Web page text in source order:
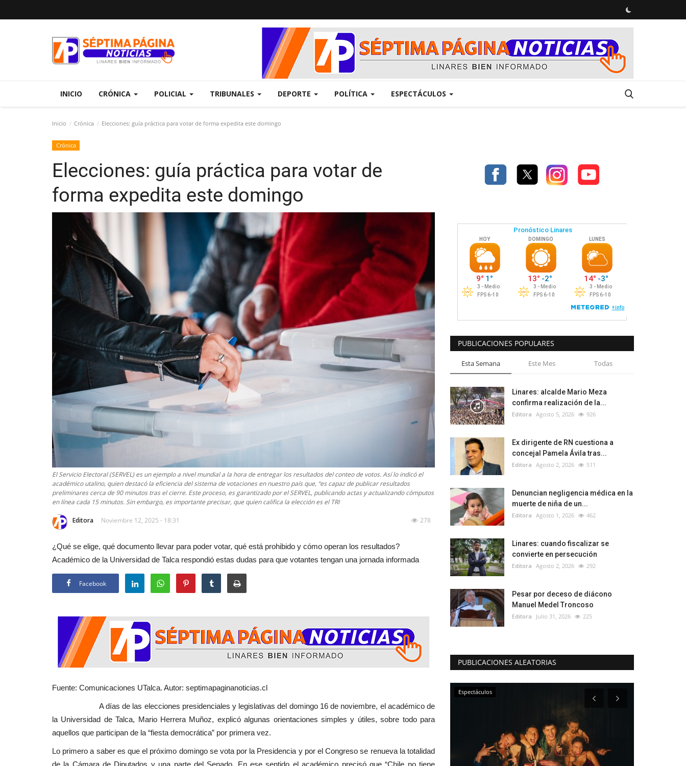
INICIO CRÓNICA POLICIAL TRIBUNALES DEPORTE POLÍTICA ESPECTÁCULOS
Inicio Crónica Elecciones: guía práctica para votar de forma expedita este domingo
Crónica
Elecciones: guía práctica para votar de
forma expedita este domingo
El Servicio Electoral (SERVEL) es un ejemplo a nivel mundial a la hora de entregar los resultados del conteo de votos. Así lo indicó el
académico utalino, quien destacó la eficiencia del sistema de votaciones en nuestro país que, “es capaz de publicar resultados
preliminares cerca de 90 minutos tras el cierre. Este proceso, es garantizado por el SERVEL, publicando actas y actualizando cómputos
en línea cada 15 minutos. Sin embargo, es importante precisar, que quien califica la elección es el TRI
Editora Noviembre 12, 2025 - 18:31 278
¿Qué se elige, qué documento llevar para poder votar, qué está prohibido y cómo operan los resultados?
Académico de la Universidad de Talca respondió estas dudas para que votantes tengan una jornada informada
Facebook
Fuente: Comunicaciones UTalca. Autor: septimapaginanoticias.cl
A días de las elecciones presidenciales y legislativas del domingo 16 de noviembre, el académico de
la Universidad de Talca, Mario Herrera Muñoz, explicó algunas orientaciones simples y útiles, sobre todo para
aquellos que participan de la “fiesta democrática” por primera vez.
Lo primero a saber es que el próximo domingo se vota por la Presidencia y por el Congreso se renueva la totalidad
de la Cámara de Diputados y una parte del Senado. En ese sentido el académico precisó que “Chile no tiene
PUBLICACIONES POPULARES
Esta Semana Este Mes Todas
Linares: alcalde Mario Meza
confirma realización de la...
Editora Agosto 5, 2026 926
Ex dirigente de RN cuestiona a
concejal Pamela Ávila tras...
Editora Agosto 2, 2026 511
Denuncian negligencia médica en la
muerte de niña de un...
Editora Agosto 1, 2026 462
Linares: cuando fiscalizar se
convierte en persecución
Editora Agosto 2, 2026 292
Pesar por deceso de diácono
Manuel Medel Troncoso
Editora Julio 31, 2026 225
PUBLICACIONES ALEATORIAS
Deporte Espectáculos